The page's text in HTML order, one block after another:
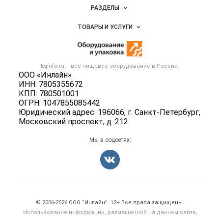
Eqinfo.ru – все пищевое оборудование в России.
ООО «Инлайн»
ИНН: 7805355672
КПП: 780501001
ОГРН: 1047855085442
Юридический адрес: 196066, г. Санкт-Петербург,
Московский проспект, д. 212
Новости Eqinfo.ru
Размещение рекламы
Публичная оферта
Контактная информация
Политика обработки персональных данных
РАЗДЕЛЫ
Объявления
Вакансии
Блог
ТОВАРЫ И УСЛУГИ
Оборудование для пищепрома
Тара и упаковка
Б/у оборудование
Информация о компаниях
Добавить объявление
Карта объявлений
Мы в соцсетях:
© 2006‑2026 ООО “Инлайн”. 12+ Все права защищены.
Использование информации, размещенной на данном сайте,